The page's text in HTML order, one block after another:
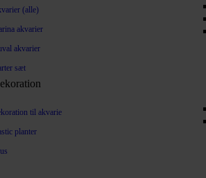
(alle)
akvarier
akvarier
sæt
til akvarie
planter